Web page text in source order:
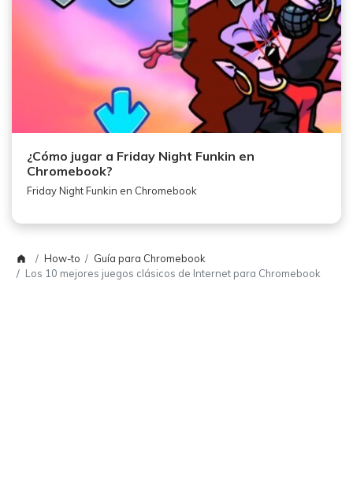
¿Cómo jugar a Friday Night Funkin en
Chromebook?
Friday Night Funkin en Chromebook
How-to
Guía para Chromebook
Los 10 mejores juegos clásicos de Internet para Chromebook